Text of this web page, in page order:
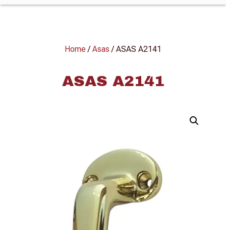
Home/Asas / ASAS A2141
ASAS A2141